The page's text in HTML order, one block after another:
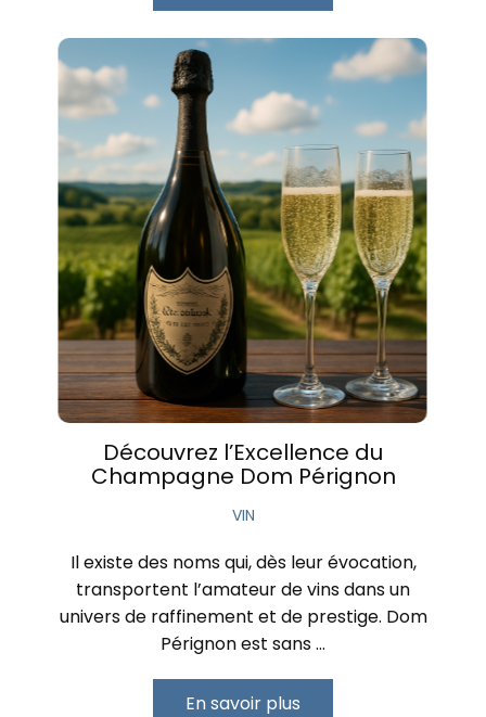
Découvrez l’Excellence du
Champagne Dom Pérignon
VIN
Il existe des noms qui, dès leur évocation,
transportent l’amateur de vins dans un
univers de raffinement et de prestige. Dom
Pérignon est sans …
En savoir plus